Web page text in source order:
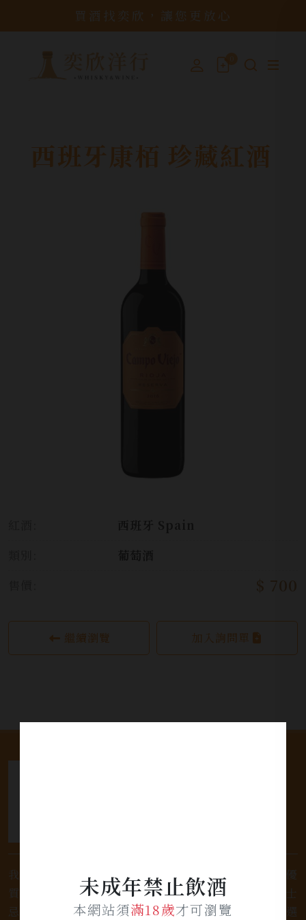
未成年禁止飲酒
本網站須滿18歲才可瀏覽
買酒找奕欣，讓您更放心
西班牙康栢 珍藏紅酒
繼續瀏覽 加入詢問單
我們是專業銷售威士忌及各式酒類的店家，為您提供優
質的選擇和卓越的服務。不論您是熱愛品味經典的威士
忌，或者尋求一款特殊的葡萄酒，我們都有廣泛的選